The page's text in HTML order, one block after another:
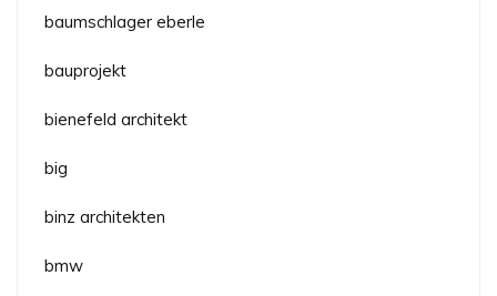
baumschlager eberle
bauprojekt
bienefeld architekt
big
binz architekten
bmw